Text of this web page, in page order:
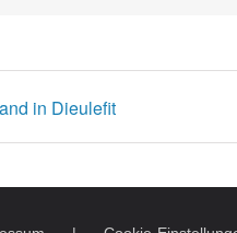
in Dieulefit